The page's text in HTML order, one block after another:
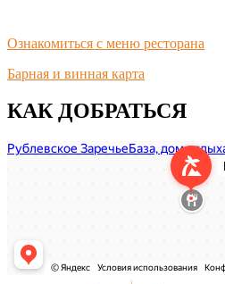
Ознакомиться с меню ресторана
Барная и винная карта
КАК ДОБРАТЬСЯ